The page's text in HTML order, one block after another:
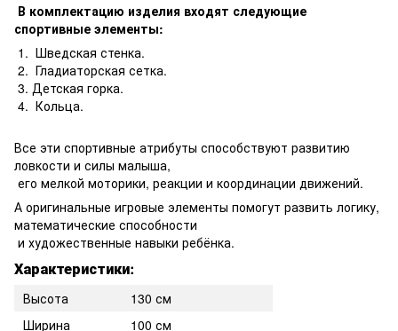
В комплектацию изделия входят следующие
спортивные элементы:
1. Шведская стенка.
2. Гладиаторская сетка.
3. Детская горка.
4. Кольца.
Все эти спортивные атрибуты способствуют развитию
ловкости и силы малыша,
его мелкой моторики, реакции и координации движений.
А оригинальные игровые элементы помогут развить логику,
математические способности
и художественные навыки ребёнка.
Характеристики:
Высота
130 см
Ширина
100 см